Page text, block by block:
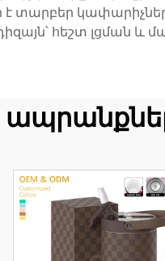
հեշտ լցման և